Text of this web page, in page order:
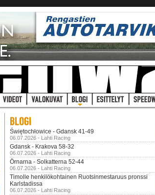
Świętochłowice - Gdansk 41-49
06.07.2026 - Lahti Racing
Gdansk - Krakova 58-32
06.07.2026 - Lahti Racing
Örnarna - Solkatterna 52-44
06.07.2026 - Lahti Racing
Timolle henkilökohtainen Ruotsinmestaruus pronssi
Karlstadissa
06.07.2026 - Lahti Racing